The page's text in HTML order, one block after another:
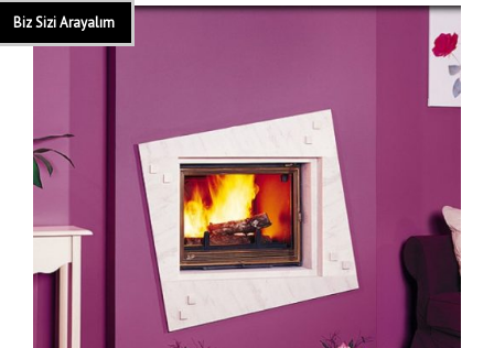
Biz Sizi Arayalım